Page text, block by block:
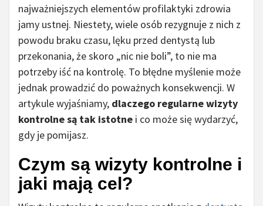
najważniejszych elementów profilaktyki zdrowia
jamy ustnej. Niestety, wiele osób rezygnuje z nich z
powodu braku czasu, lęku przed dentystą lub
przekonania, że skoro „nic nie boli”, to nie ma
potrzeby iść na kontrolę. To błędne myślenie może
jednak prowadzić do poważnych konsekwencji. W
artykule wyjaśniamy, dlaczego regularne wizyty
kontrolne są tak istotne i co może się wydarzyć,
gdy je pomijasz.
Czym są wizyty kontrolne i
jaki mają cel?